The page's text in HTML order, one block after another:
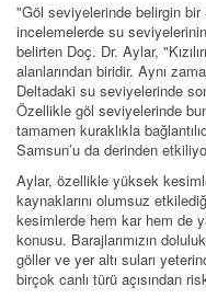
"Göl seviyelerinde belirgin
incelemelerde su
belirten Doç. Dr. Aylar,
alanlarından biridir. Aynı
Deltadaki su seviyelerinde
Özellikle göl seviyelerinde
tamamen kuraklıkla
Samsun’u da derinden
Aylar, özellikle yüksek
kaynaklarını olumsuz
kesimlerde hem kar hem de
konusu. Barajlarımızın
göller ve yer altı suları
birçok canlı türü açısından